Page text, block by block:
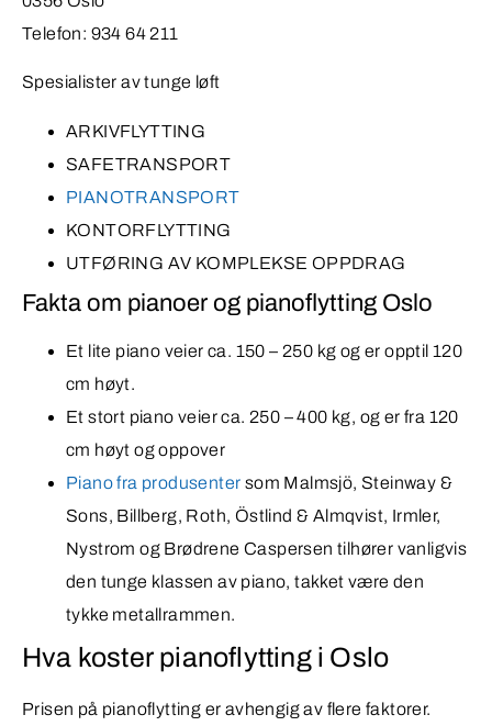
Telefon: 934 64 211
Spesialister av tunge løft
ARKIVFLYTTING
SAFETRANSPORT
PIANOTRANSPORT
KONTORFLYTTING
UTFØRING AV KOMPLEKSE OPPDRAG
Fakta om pianoer og pianoflytting Oslo
Et lite piano veier ca. 150 – 250 kg og er opptil 120
cm høyt.
Et stort piano veier ca. 250 – 400 kg, og er fra 120
cm høyt og oppover
Piano fra produsenter som Malmsjö, Steinway &
Sons, Billberg, Roth, Östlind & Almqvist, Irmler,
Nystrom og Brødrene Caspersen tilhører vanligvis
den tunge klassen av piano, takket være den
tykke metallrammen.
Hva koster pianoflytting i Oslo
Prisen på pianoflytting er avhengig av flere faktorer.